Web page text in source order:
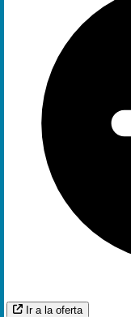
Ir a la oferta